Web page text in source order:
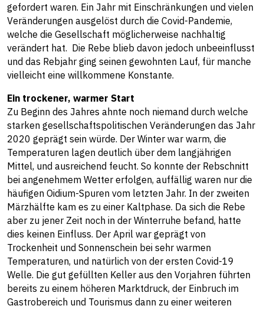
gefordert waren. Ein Jahr mit Einschränkungen und vielen
Veränderungen ausgelöst durch die Covid-Pandemie,
welche die Gesellschaft möglicherweise nachhaltig
verändert hat. Die Rebe blieb davon jedoch unbeeinflusst
und das Rebjahr ging seinen gewohnten Lauf, für manche
vielleicht eine willkommene Konstante.
Ein trockener, warmer Start
Zu Beginn des Jahres ahnte noch niemand durch welche
starken gesellschaftspolitischen Veränderungen das Jahr
2020 geprägt sein würde. Der Winter war warm, die
Temperaturen lagen deutlich über dem langjährigen
Mittel, und ausreichend feucht. So konnte der Rebschnitt
bei angenehmem Wetter erfolgen, auffällig waren nur die
häufigen Oidium-Spuren vom letzten Jahr. In der zweiten
Märzhälfte kam es zu einer Kaltphase. Da sich die Rebe
aber zu jener Zeit noch in der Winterruhe befand, hatte
dies keinen Einfluss. Der April war geprägt von
Trockenheit und Sonnenschein bei sehr warmen
Temperaturen, und natürlich von der ersten Covid-19
Welle. Die gut gefüllten Keller aus den Vorjahren führten
bereits zu einem höheren Marktdruck, der Einbruch im
Gastrobereich und Tourismus dann zu einer weiteren